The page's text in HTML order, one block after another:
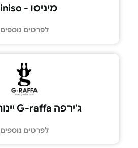
מיניסו - Miniso
לפרטים נוספים
ג'ירפה G-raffa יינות בוטיק
לפרטים נוספים